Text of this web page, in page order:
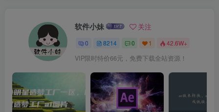
软件小妹 关注
0 8214 0 1 42.6W+
VIP限时特价66元，免费下载全站资源！